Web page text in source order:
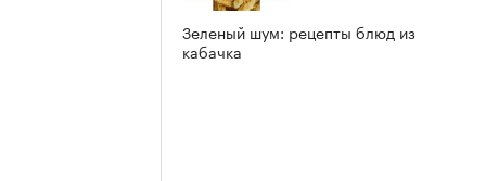
Зеленый шум: рецепты блюд из
кабачка